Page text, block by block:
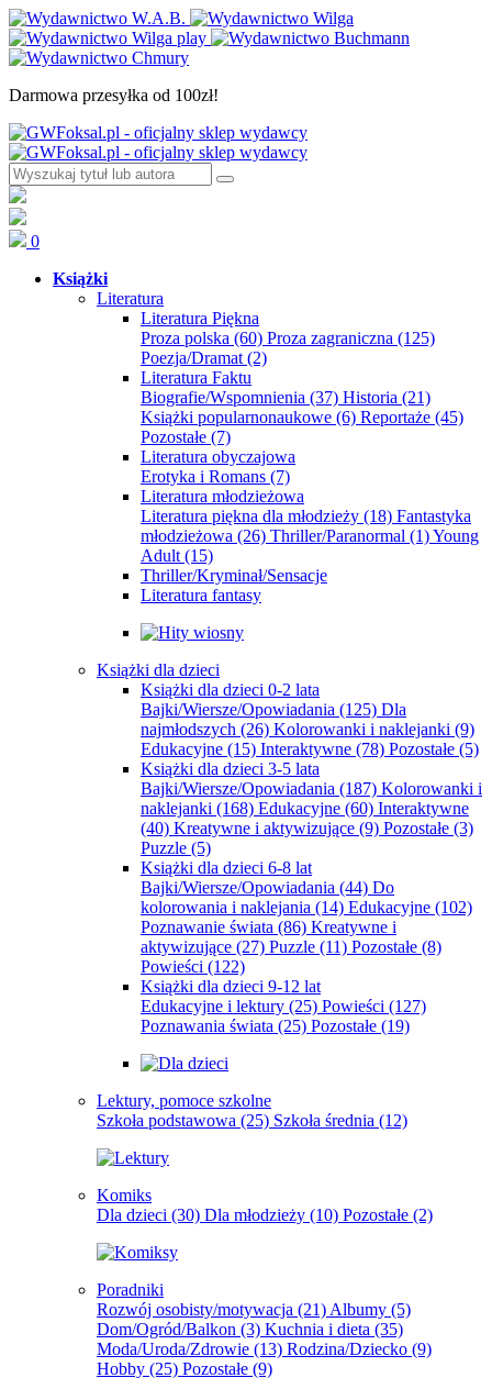
Darmowa przesyłka od 100zł!
0
Książki
Literatura
Literatura Piękna
Proza polska (60) Proza zagraniczna (125)
Poezja/Dramat (2)
Literatura Faktu
Biografie/Wspomnienia (37) Historia (21)
Książki popularnonaukowe (6) Reportaże (45)
Pozostałe (7)
Literatura obyczajowa
Erotyka i Romans (7)
Literatura młodzieżowa
Literatura piękna dla młodzieży (18) Fantastyka
młodzieżowa (26) Thriller/Paranormal (1)Young
Adult (15)
Thriller/Kryminał/Sensacje
Literatura fantasy
Książki dla dzieci
Książki dla dzieci 0-2 lata
Bajki/Wiersze/Opowiadania (125) Dla
najmłodszych (26) Kolorowanki i naklejanki (9)
Edukacyjne (15) Interaktywne (78) Pozostałe (5)
Książki dla dzieci 3-5 lata
Bajki/Wiersze/Opowiadania (187) Kolorowanki i
naklejanki (168) Edukacyjne (60) Interaktywne
(40) Kreatywne i aktywizujące (9) Pozostałe (3)
Puzzle (5)
Książki dla dzieci 6-8 lat
Bajki/Wiersze/Opowiadania (44) Do
kolorowania i naklejania (14) Edukacyjne (102)
Poznawanie świata (86) Kreatywne i
aktywizujące (27) Puzzle (11) Pozostałe (8)
Powieści (122)
Książki dla dzieci 9-12 lat
Edukacyjne i lektury (25) Powieści (127)
Poznawania świata (25) Pozostałe (19)
Lektury, pomoce szkolne
Szkoła podstawowa (25) Szkoła średnia (12)
Komiks
Dla dzieci (30) Dla młodzieży (10) Pozostałe (2)
Poradniki
Rozwój osobisty/motywacja (21) Albumy (5)
Dom/Ogród/Balkon (3) Kuchnia i dieta (35)
Moda/Uroda/Zdrowie (13) Rodzina/Dziecko (9)
Hobby (25) Pozostałe (9)